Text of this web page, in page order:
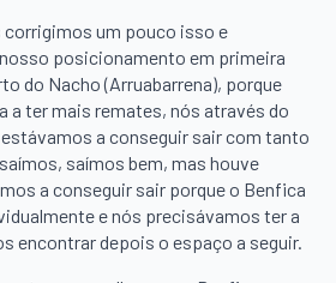
corrigimos um pouco isso e
posicionamento em primeira
do Nacho (Arruabarrena), porque
a ter mais remates, nós através do
a conseguir sair com tanto
saímos bem, mas houve
a conseguir sair porque o Benfica
e nós precisávamos ter a
encontrar depois o espaço a seguir.